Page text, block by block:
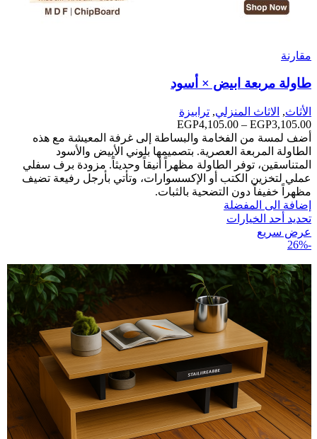
مقارنة
طاولة مربعة ابيض × أسود
الأثاث, الاثاث المنزلي, ترابيزة
EGP3,105.00
–
EGP4,105.00
نطاق
السعر:
من
خلال
أضف لمسة من الفخامة والبساطة إلى غرفة المعيشة مع هذه
الطاولة المربعة العصرية. بتصميمها بلوني الأبيض والأسود
المتناسقين، توفر الطاولة مظهراً أنيقاً وحديثاً. مزودة برف سفلي
عملي لتخزين الكتب أو الإكسسوارات، وتأتي بأرجل رفيعة تضيف
مظهراً خفيفاً دون التضحية بالثبات.
إضافة الى المفضلة
تحديد أحد الخيارات
عرض سريع
-26%